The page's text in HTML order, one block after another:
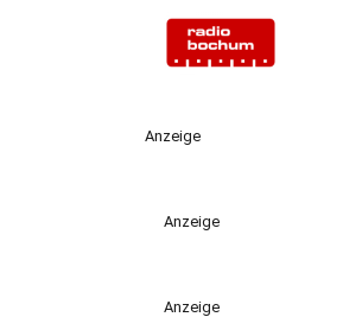
Anzeige
Anzeige
Anzeige